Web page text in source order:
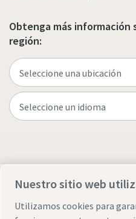
Obtenga más información
región:
Nuestro sitio web
Utilizamos cookies para